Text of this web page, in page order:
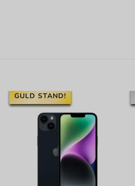
GULD STAND!